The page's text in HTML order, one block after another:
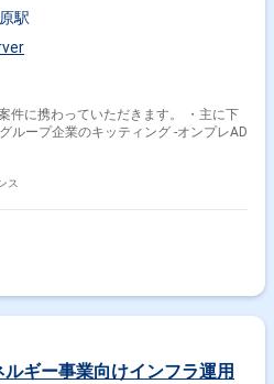
駅
件に携わっていただきます。 ・主に下
ス
ルギー事業向けインフラ運用